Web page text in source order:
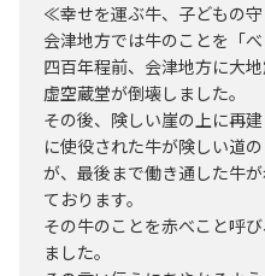
≪幸せを運ぶ牛、子どもの
会津地方では牛のことを「べ
四百年程前、会津地方に大
虚空蔵堂が倒壊しました。
その後、険しい崖の上に再
に使役された牛が険しい道
が、最後まで働き通した牛
ております。
その牛のことを赤べこと呼
ました。